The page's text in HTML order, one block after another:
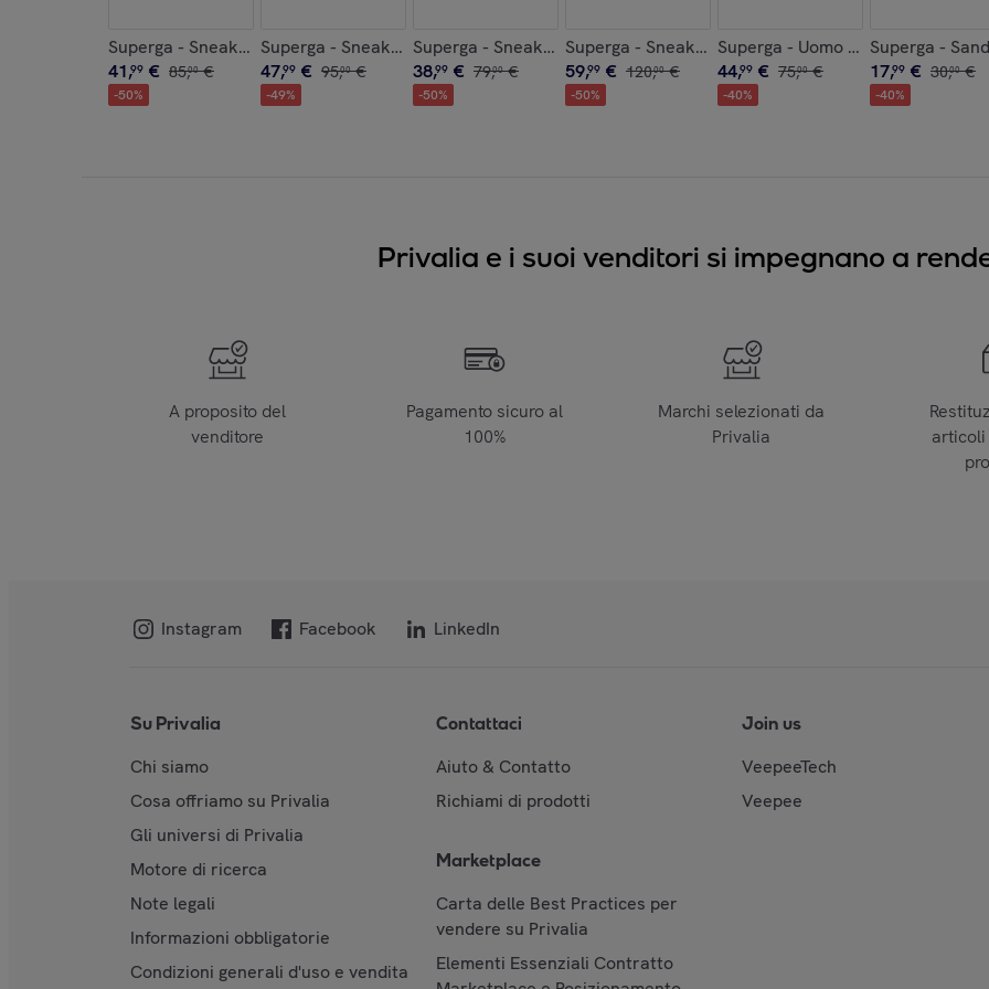
Superga - Sneakers Donna Beige - 2696 Stripe
41,99 € 85,00 €
-50%
Superga - Sneakers Donna Beige - 2631 PLATFORM GIRAFFA PRINT
47,99 € 95,00 €
-49%
Superga - Sneakers Uomo Donna Nero - 2630 Stripe
38,99 € 79,00 €
-50%
Superga - Sneakers Uomo Donna Giallo - 2432
59,99 € 120,00 €
-50%
Superga - Uomo Donna Blu -
44,99 € 75,00 €
-40%
Superga -
17,99 € 30,00 €
-40%
Privalia e i suoi venditori si impegnano a
A proposito del
venditore
Pagamento sicuro al
100%
Marchi selezionati da
Privalia
articoli
Instagram Facebook LinkedIn
Su Privalia
Chi siamo
Cosa offriamo su Privalia
Gli universi di Privalia
Motore di ricerca
Note legali
Informazioni obbligatorie
Condizioni generali d'uso e vendita
Contattaci
Aiuto & Contatto
Richiami di prodotti
Marketplace
Carta delle Best Practices per
vendere su Privalia
Elementi Essenziali Contratto
Join us
VeepeeTech
Veepee